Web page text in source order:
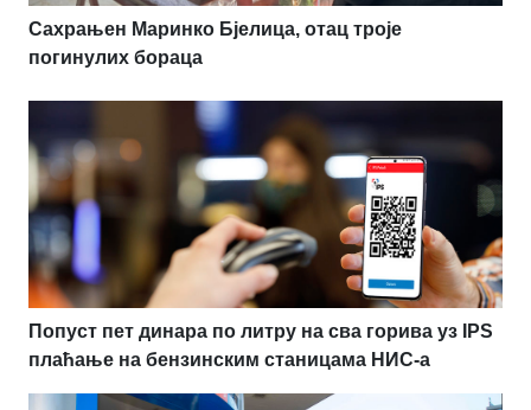
Сахрањен Маринко Бјелица, отац троје
погинулих бораца
Попуст пет динара по литру на сва горива уз IPS
плаћање на бензинским станицама НИС-а